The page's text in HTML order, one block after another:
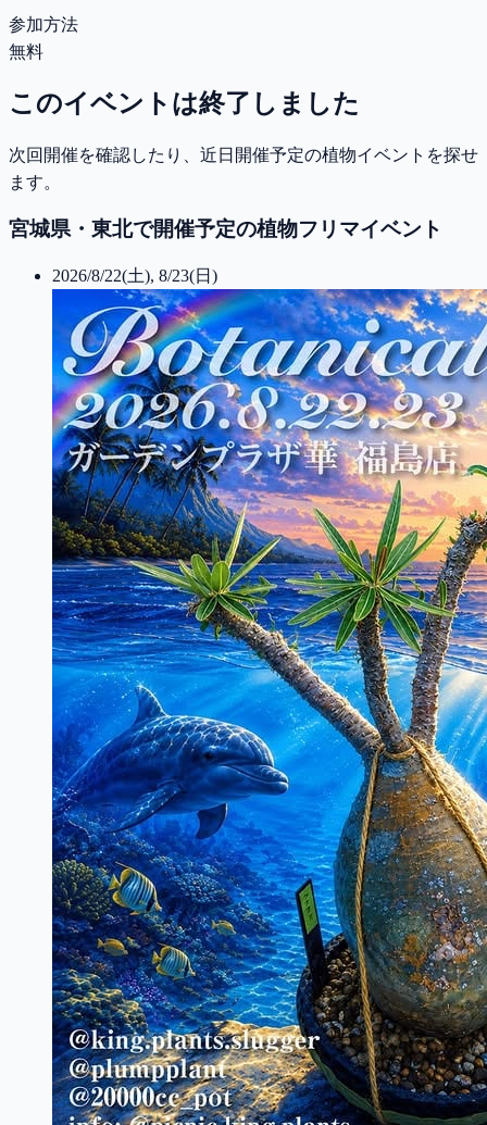
参加方法
無料
このイベントは終了しました
次回開催を確認したり、近日開催予定の植物イベントを探せ
ます。
宮城県・東北で開催予定の植物フリマイベント
2026/8/22(土), 8/23(日)